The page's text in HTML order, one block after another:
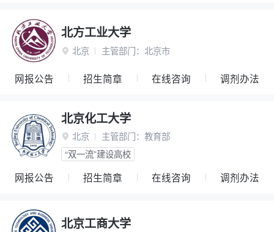
北方工业大学
 北京 主管部门： 北京市
网报公告 招生简章 在线咨询 调剂办法
北京化工大学
 北京 主管部门： 教育部
“双一流”建设高校
网报公告 招生简章 在线咨询 调剂办法
北京工商大学